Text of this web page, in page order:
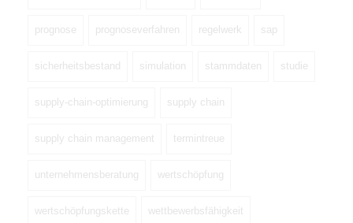
prognose prognoseverfahren regelwerk sap
sicherheitsbestand simulation stammdaten studie
supply-chain-optimierung supply chain
supply chain management termintreue
unternehmensberatung wertschöpfung
wertschöpfungskette wettbewerbsfähigkeit